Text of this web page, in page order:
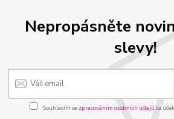
Nepropásněte
slevy!
Souhlasím se zpracováním osobních údajůza